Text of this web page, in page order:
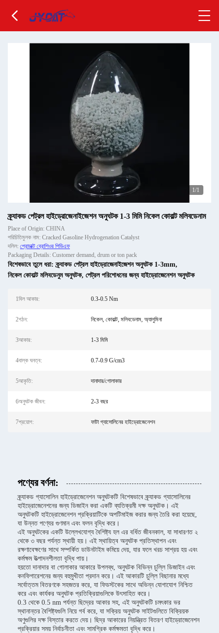
1/1
ক্র্যাকড পেট্রল হাইড্রোজেনাইজেশন অনুঘটক 1-3 মিমি নিকেল কোবাল্ট মলিবডেনাম
Place of Origin: CHINA
পরিচিতিমুলক নাম: Cracked Gasoline Hydrogenation Catalyst
দলিল: প্রোডাক্ট ব্রোশিওর পিডিএফ
Packaging Details: Customer demand, drum or ton pack
বিশেষভাবে তুলে ধরা:ক্র্যাকড পেট্রল হাইড্রোজেনাইজেশন অনুঘটক 1-3mm,
নিকেল কোবাল্ট মলিবডেনুম অনুঘটক, পেট্রল পরিশোধনের জন্য হাইড্রোজেনেশন অনুঘটক
1বিল আকার: 0.3-0.5 Nm
2গঠন: নিকেল, কোবাল্ট, মলিবডেনাম, অ্যালুমিনা
3আকার: 1-3 মিমি
4বাল্ক ঘনত্ব: 0.7-0.9 G/cm3
5আকৃতি: দানাদার/গোলাকার
6অনুঘটক জীবন: 2-3 বছর
7প্রয়োগ: ফাটা গ্যাসোলিনের হাইড্রোজেনেশন
পণ্যের বর্ণনা:
ক্র্যাকড গ্যাসোলিন হাইড্রোজেনেশন অনুঘটকটি বিশেষভাবে ক্র্যাকড গ্যাসোলিনের
হাইড্রোজেনেশনের জন্য ডিজাইন করা একটি ব্যতিক্রমী দক্ষ অনুঘটক। এই
অনুঘটকটি হাইড্রোজেনেশন প্রক্রিয়াটিকে অপটিমাইজ করার জন্য তৈরি করা হয়েছে,
যা উন্নত পণ্যের গুণমান এবং ফলন বৃদ্ধি করে।
এই অনুঘটকের একটি উল্লেখযোগ্য বৈশিষ্ট্য হল এর বর্ধিত জীবনকাল, যা সাধারণত ২
থেকে ৩ বছর পর্যন্ত স্থায়ী হয়। এই স্থায়িত্ব অনুঘটক প্রতিস্থাপন এবং
রক্ষণাবেক্ষণের সাথে সম্পর্কিত ডাউনটাইম কমিয়ে দেয়, যার ফলে খরচ সাশ্রয় হয় এবং
কর্মক্ষম উত্পাদনশীলতা বৃদ্ধি পায়।
হয়তো দানাদার বা গোলাকার আকারে উপলব্ধ, অনুঘটক বিভিন্ন চুল্লি ডিজাইন এবং
কনফিগারেশনের জন্য বহুমুখীতা প্রদান করে। এই আকারটি চুল্লি বিছানার মধ্যে
সর্বোত্তম বিতরণকে সহজতর করে, যা ফিডস্টকের সাথে অভিন্ন যোগাযোগ নিশ্চিত
করে এবং কার্যকর অনুঘটক প্রতিক্রিয়াগুলিকে উৎসাহিত করে।
0.3 থেকে 0.5 nm পর্যন্ত ছিদ্রের আকার সহ, এই অনুঘটকটি চমৎকার ভর
স্থানান্তর বৈশিষ্ট্যগুলি নিয়ে গর্ব করে, যা সক্রিয় অনুঘটক সাইটগুলিতে বিক্রিয়ক
অণুগুলির দক্ষ বিস্তার করতে দেয়। ছিদ্র আকারের নিয়ন্ত্রিত বিতরণ হাইড্রোজেনেশন
প্রক্রিয়ার সময় নির্বাচনীতা এবং সামগ্রিক কর্মক্ষমতা বৃদ্ধি করে।